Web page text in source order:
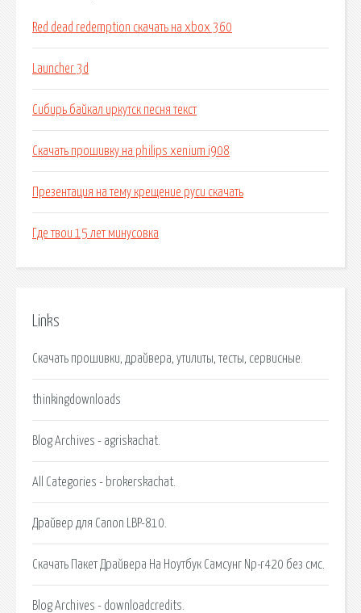
Red dead redemption скачать на xbox 360
Launcher 3d
Сибирь байкал иркутск песня текст
Скачать прошивку на philips xenium i908
Презентация на тему крещение руси скачать
Где твои 15 лет минусовка
Links
Скачать прошивки, драйвера, утилиты, тесты, сервисные.
thinkingdownloads
Blog Archives - agriskachat.
All Categories - brokerskachat.
Драйвер для Canon LBP-810.
Скачать Пакет Драйвера На Ноутбук Самсунг Np-r420 без смс.
Blog Archives - downloadcredits.